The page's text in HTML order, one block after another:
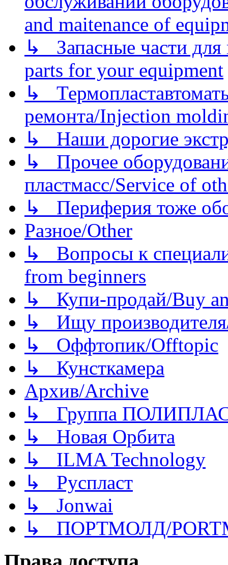
and maitenance of
↳ Запасные части для
parts for your equipment
↳
ремонта/Injection
↳ Наши дорогие
↳ Прочее
пластмасс/Service of
↳ Периферия тоже
Разное/Other
↳ Вопросы к
from beginners
↳ Купи-продай/Buy
↳ Ищу
↳ Оффтопик/Offtopic
↳ Кунсткамера
Архив/Archive
↳ Группа
↳ Новая Орбита
↳ ILMA Technology
↳ Руспласт
↳ Jonwai
↳ ПОРТМОЛД/